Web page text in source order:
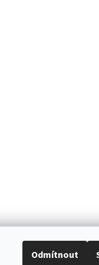
Odmítnout